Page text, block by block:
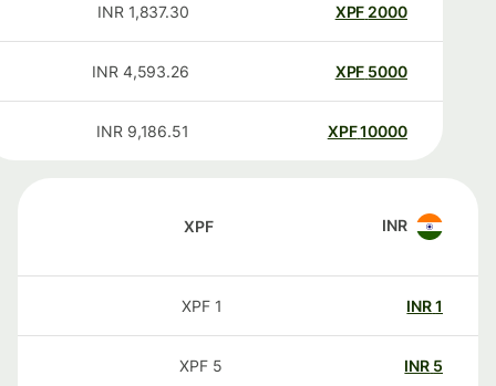
2000
XPF
1,837.30
INR
5000
XPF
4,593.26
INR
10000
XPF
9,186.51
INR
INR
XPF
INR
XPF
INR
XPF